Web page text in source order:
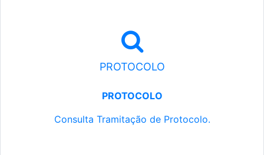
PROTOCOLO
PROTOCOLO
Consulta Tramitação de Protocolo.